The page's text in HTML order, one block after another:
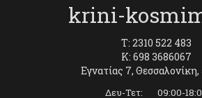
krini-
T: 2310 522 483
K: 698 3686067
Εγνατίας 7, Θεσσαλονίκη,
Δευ-Τετ: 09:00-